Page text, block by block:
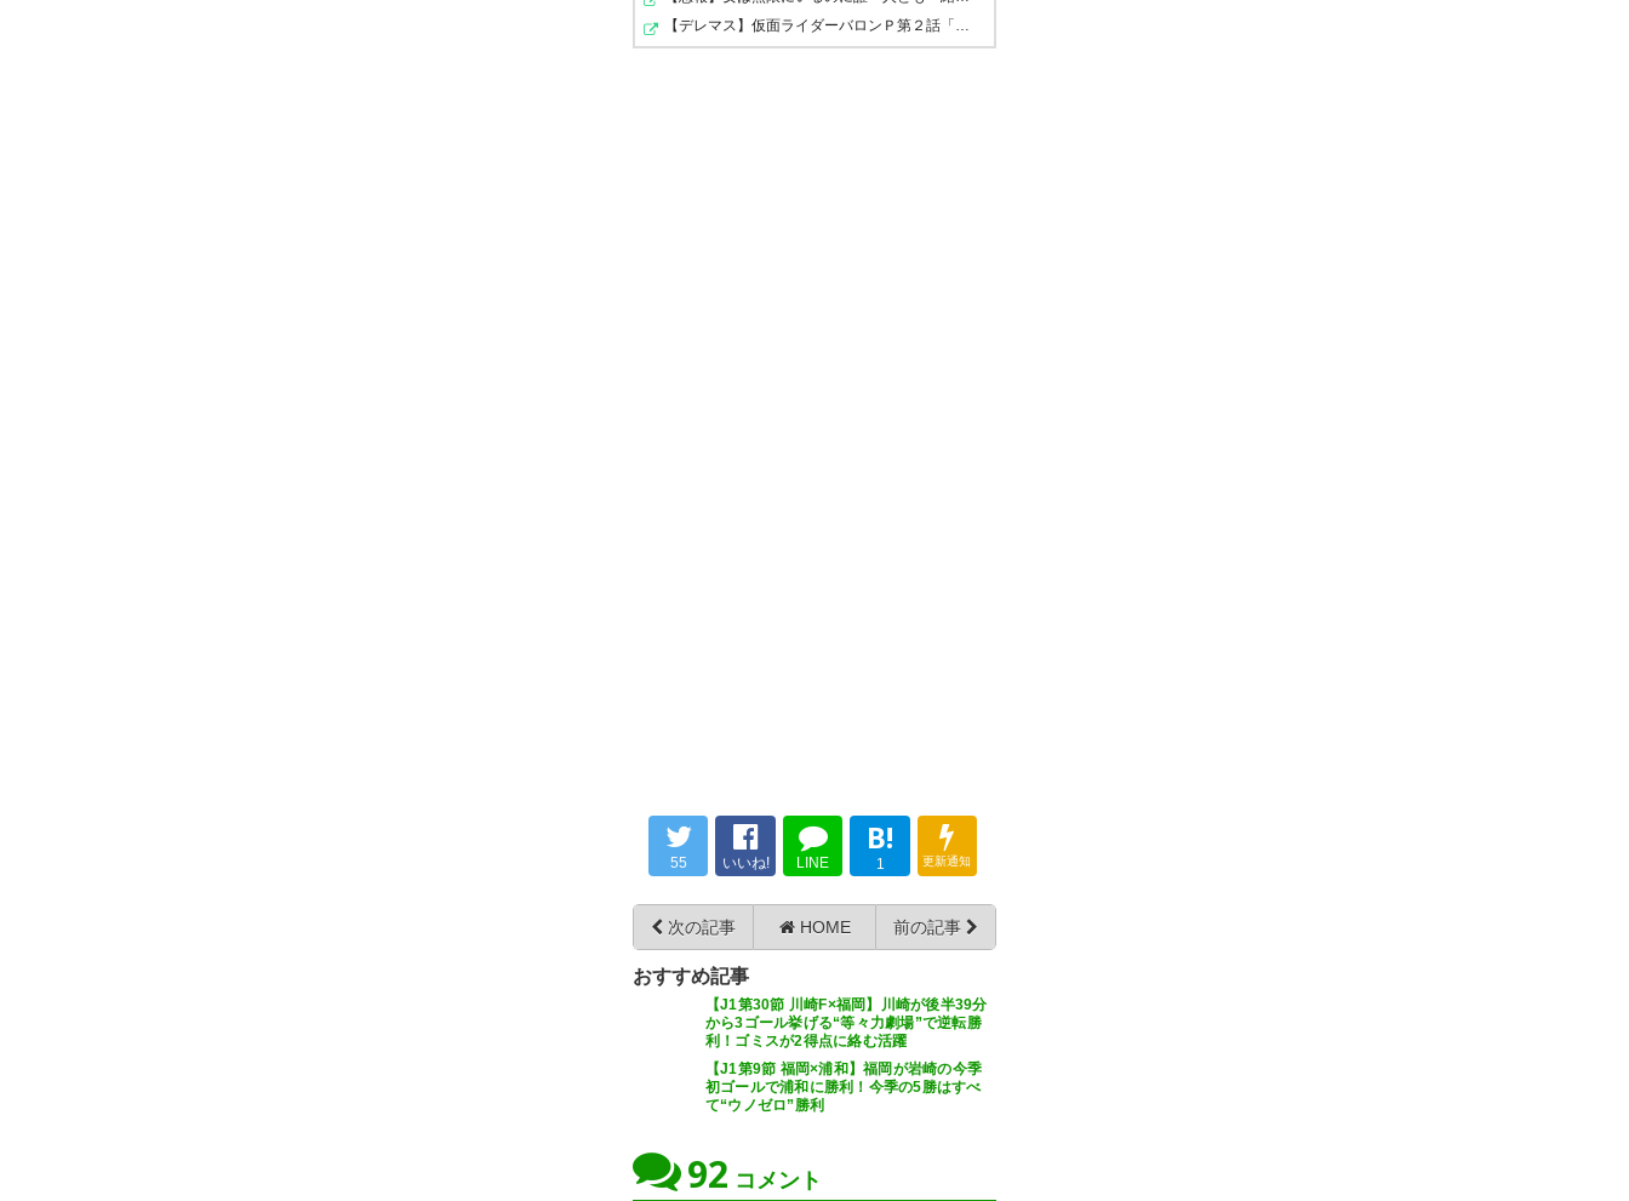
`)>RT
— あき⁽⁽ฅ₍₍⁽⁽ฅ•ω•ฅ₎₎⁾⁾ฅ₎
(kanttyan)2017, 1月 17
ポッピって名前が良いな
— 燃え尽きた村人
— 焔心太郎 (heatsoul35)2017,
1月 17
WポッピよりWホップの方が収
まりが良かったのになあ。
— Buzz (Hakatanomori)2017,
1月 17
ポッピンQ
東堂 いづみ (著)
55 いいね! LINE
B!
1 更新通知
次の記事 HOME 前の記事
おすすめ記事
【J1第30節 川崎F×福岡】川崎が後半39分
から3ゴール挙げる“等々力劇場”で逆転勝
利！ゴミスが2得点に絡む活躍
【J1第9節 福岡×浦和】福岡が岩崎の今季
初ゴールで浦和に勝利！今季の5勝はすべ
て“ウノゼロ”勝利
92 コメント